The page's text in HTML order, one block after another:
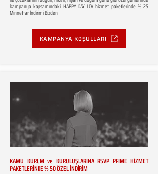
kampanya kapsamındaki HAPPY DAY LCV hizmet paketlerinde % 25
Minnettar İndirimi Bizden
KAMPANYA KOŞULLARI
KAMU KURUM ve KURULUŞLARINA RSVP PRIME HİZMET
PAKETLERİNDE % 50 ÖZEL İNDİRİM